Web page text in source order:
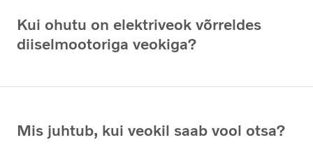
Kui ohutu on elektriveok võrreldes
diiselmootoriga veokiga?
Mis juhtub, kui veokil saab vool otsa?